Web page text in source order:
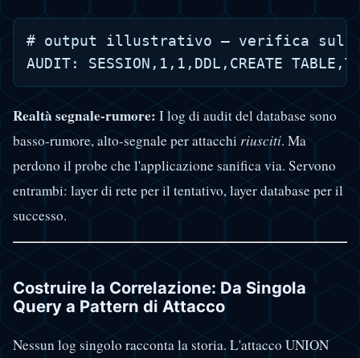
# output illustrativo — verifica sul
Realtà segnale-rumore: I log di audit del database sono
basso-rumore, alto-segnale per attacchiriusciti. Ma
perdono il probe che l'applicazione sanifica via. Servono
entrambi: layer di rete per il tentativo, layer database per il
successo.
Costruire la Correlazione: Da Singola
Query a Pattern di Attacco
Nessun log singolo racconta la storia. L'attacco UNION